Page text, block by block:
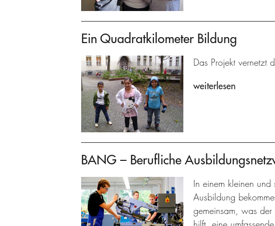
Ein Quadratkilometer Bildung
Das Projekt vernetzt
weiterlesen
BANG – Berufliche
In einem kleinen und
Ausbildung
gemeinsam, was